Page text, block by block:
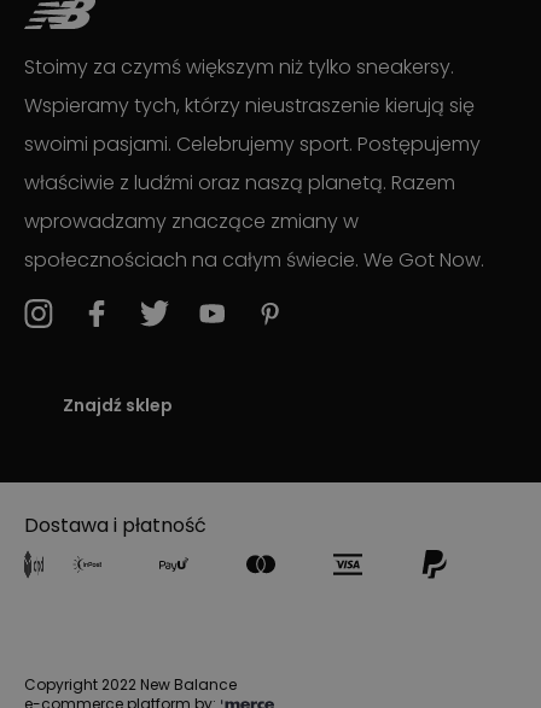
Stoimy za czymś większym niż tylko sneakersy.
Wspieramy tych, którzy nieustraszenie kierują się
swoimi pasjami. Celebrujemy sport. Postępujemy
właściwie z ludźmi oraz naszą planetą. Razem
wprowadzamy znaczące zmiany w
społecznościach na całym świecie. We Got Now.
Znajdź sklep
Dostawa i płatność
Copyright 2022 New Balance
e-commerce platform by: